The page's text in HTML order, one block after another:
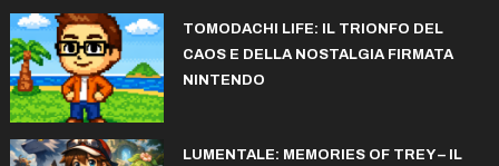
TOMODACHI LIFE: IL TRIONFO DEL
CAOS E DELLA NOSTALGIA FIRMATA
NINTENDO
LUMENTALE: MEMORIES OF TREY – IL